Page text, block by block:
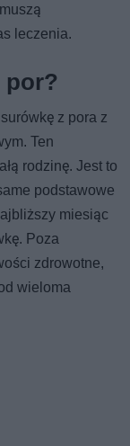
muszą
leczenia.
por?
z pora z
Ten
rodzinę. Jest to
podstawowe
miesiąc
Poza
zdrowotne,
wieloma